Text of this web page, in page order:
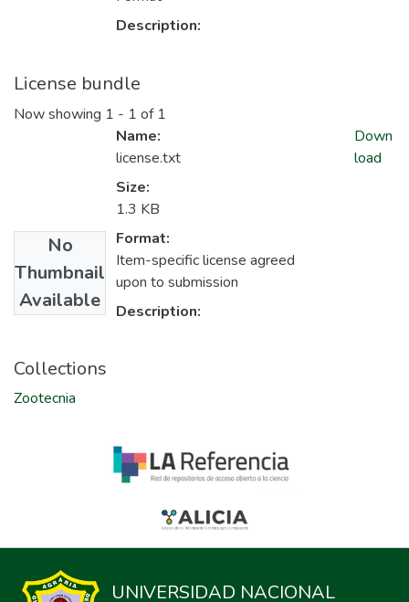
Description:
License bundle
Now showing 1 - 1 of 1
No
Thumbnail
Available
Name:
license.txt
Size:
1.3 KB
Format:
Item-specific license agreed
upon to submission
Description:
Down
load
Collections
Zootecnia
UNIVERSIDAD NACIONAL